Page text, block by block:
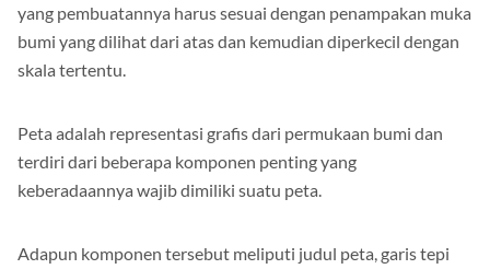
yang pembuatannya harus sesuai dengan penampakan muka
bumi yang dilihat dari atas dan kemudian diperkecil dengan
skala tertentu.
Peta adalah representasi grafis dari permukaan bumi dan
terdiri dari beberapa komponen penting yang
keberadaannya wajib dimiliki suatu peta.
Adapun komponen tersebut meliputi judul peta, garis tepi